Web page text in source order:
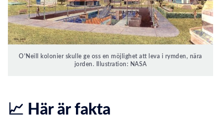
O'Neill kolonier skulle ge oss en möjlighet att leva i rymden, nära
jorden. Illustration: NASA
📈 Här är fakta